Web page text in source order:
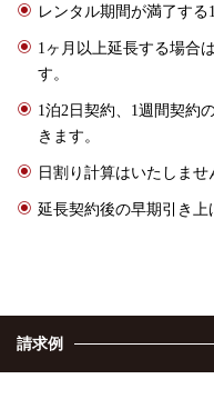
レンタル期間が満了する
1ヶ月以上延長する場合
す。
1泊2日契約、1週間契約
きます。
日割り計算はいたしませ
延長契約後の早期引き上
請求例